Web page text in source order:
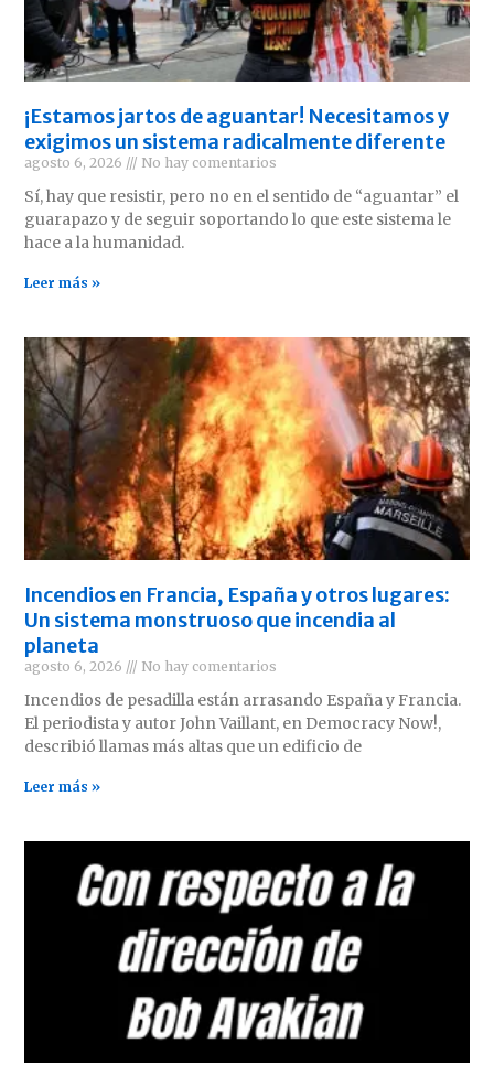
¡Estamos jartos de aguantar! Necesitamos y
exigimos un sistema radicalmente diferente
agosto 6, 2026 No hay comentarios
Sí, hay que resistir, pero no en el sentido de “aguantar” el
guarapazo y de seguir soportando lo que este sistema le
hace a la humanidad.
Leer más »
Incendios en Francia, España y otros lugares:
Un sistema monstruoso que incendia al
planeta
agosto 6, 2026 No hay comentarios
Incendios de pesadilla están arrasando España y Francia.
El periodista y autor John Vaillant, en Democracy Now!,
describió llamas más altas que un edificio de
Leer más »